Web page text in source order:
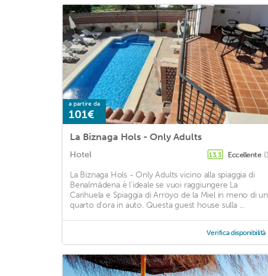
a partire da
101€
La Biznaga Hols - Only Adults
Hotel 13,3 Eccellente
La Biznaga Hols - Only Adults vicino alla spiaggia di
Benalmádena è l'ideale se vuoi raggiungere La
Carihuela e Spiaggia di Arroyo de la Miel in meno di un
quarto d'ora in auto. Questa guest house sulla ...
Verifica disponibilità